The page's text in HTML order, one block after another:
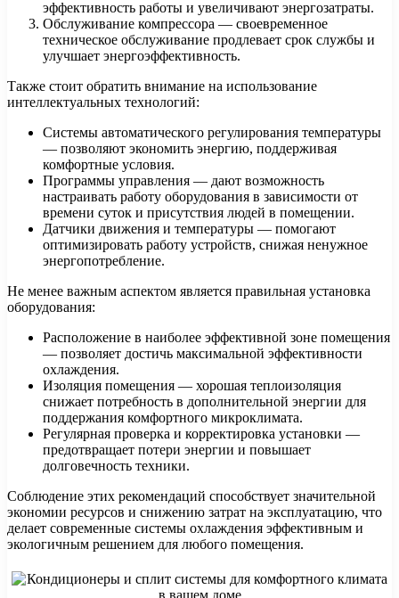
эффективность работы и увеличивают энергозатраты.
Обслуживание компрессора — своевременное
техническое обслуживание продлевает срок службы и
улучшает энергоэффективность.
Также стоит обратить внимание на использование
интеллектуальных технологий:
Системы автоматического регулирования температуры
— позволяют экономить энергию, поддерживая
комфортные условия.
Программы управления — дают возможность
настраивать работу оборудования в зависимости от
времени суток и присутствия людей в помещении.
Датчики движения и температуры — помогают
оптимизировать работу устройств, снижая ненужное
энергопотребление.
Не менее важным аспектом является правильная установка
оборудования:
Расположение в наиболее эффективной зоне помещения
— позволяет достичь максимальной эффективности
охлаждения.
Изоляция помещения — хорошая теплоизоляция
снижает потребность в дополнительной энергии для
поддержания комфортного микроклимата.
Регулярная проверка и корректировка установки —
предотвращает потери энергии и повышает
долговечность техники.
Соблюдение этих рекомендаций способствует значительной
экономии ресурсов и снижению затрат на эксплуатацию, что
делает современные системы охлаждения эффективным и
экологичным решением для любого помещения.